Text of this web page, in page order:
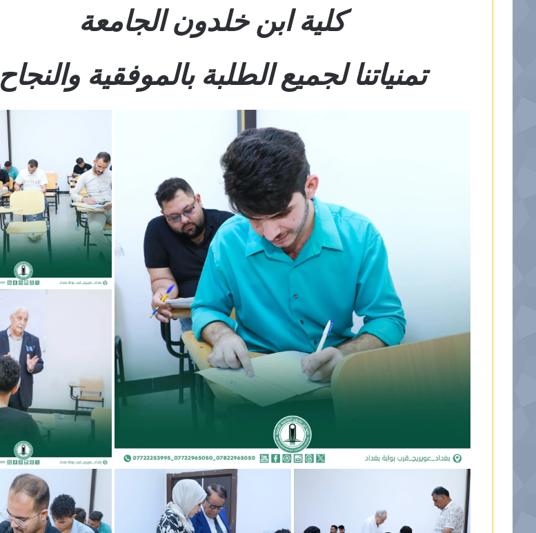
كلية ابن خلدون الجامعة
تمنياتنا لجميع الطلبة بالموفقية والنجاح